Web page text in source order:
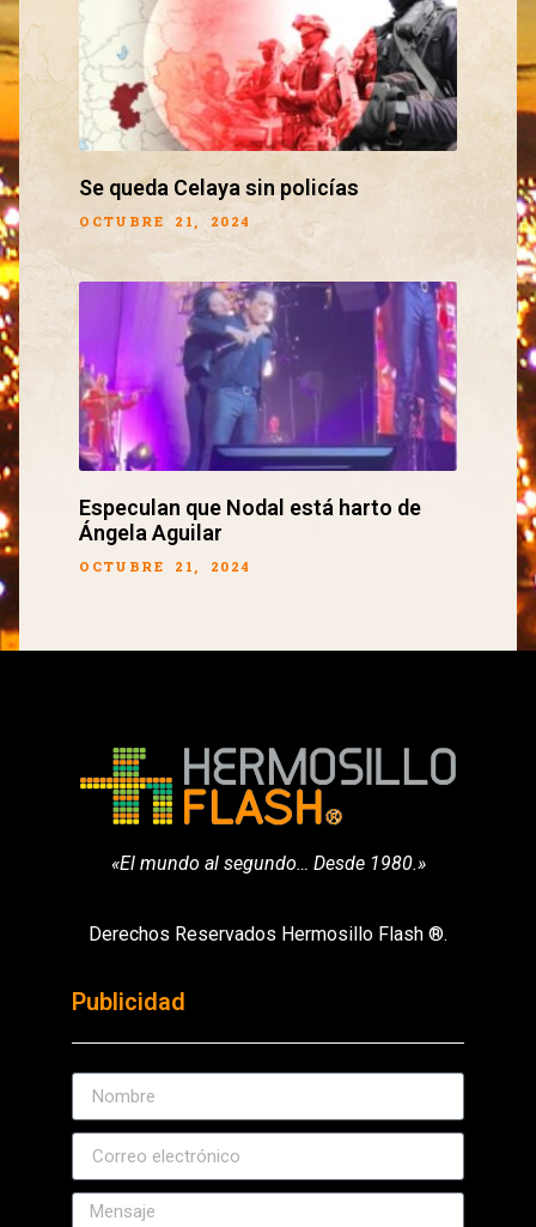
Se queda Celaya sin policías
OCTUBRE 21, 2024
Especulan que Nodal está harto de
Ángela Aguilar
OCTUBRE 21, 2024
«El mundo al segundo… Desde 1980.»
Derechos Reservados Hermosillo Flash ®.
Publicidad